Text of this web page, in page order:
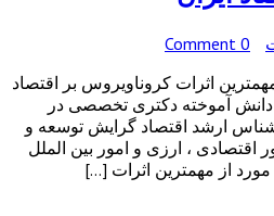
0 Comment
پادکست شماره 6 ( مهمترین اثرات کروناویروس بر اقتصاد
دانش آموخته دكتری تخصصی در
ارشد اقتصاد گرایش توسعه و
، ارزی و امور بین الملل